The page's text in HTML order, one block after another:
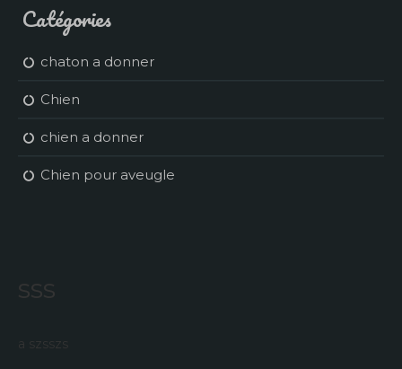
Catégories
chaton a donner
Chien
chien a donner
Chien pour aveugle
sss
a szsszs